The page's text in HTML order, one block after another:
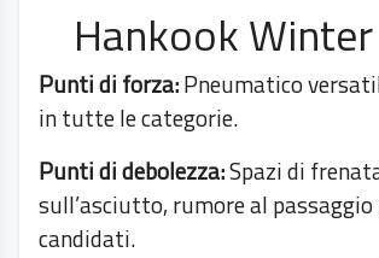
Hankook
Punti di forza:Pneumatico
in tutte le categorie.
Punti di debolezza:Spazi di
sull’asciutto, rumore al
candidati.